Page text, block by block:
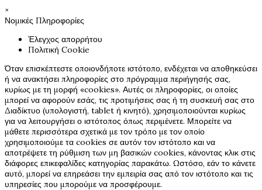
×
Νομικές Πληροφορίες
Έλεγχος απορρήτου
Πολιτική Cookie
Όταν επισκέπτεστε οποιονδήποτε ιστότοπο, ενδέχεται να αποθηκεύσει
ή να ανακτήσει πληροφορίες στο πρόγραμμα περιήγησής σας,
κυρίως με τη μορφή «cookies». Αυτές οι πληροφορίες, οι οποίες
μπορεί να αφορούν εσάς, τις προτιμήσεις σας ή τη συσκευή σας στο
Διαδίκτυο (υπολογιστή, tablet ή κινητό), χρησιμοποιούνται κυρίως
για να λειτουργήσει ο ιστότοπος όπως περιμένετε. Μπορείτε να
μάθετε περισσότερα σχετικά με τον τρόπο με τον οποίο
χρησιμοποιούμε τα cookies σε αυτόν τον ιστότοπο και να
αποτρέψετε τη ρύθμιση των μη βασικών cookies, κάνοντας κλικ στις
διάφορες επικεφαλίδες κατηγορίας παρακάτω. Ωστόσο, εάν το κάνετε
αυτό, μπορεί να επηρεάσει την εμπειρία σας από τον ιστότοπο και τις
υπηρεσίες που μπορούμε να προσφέρουμε.